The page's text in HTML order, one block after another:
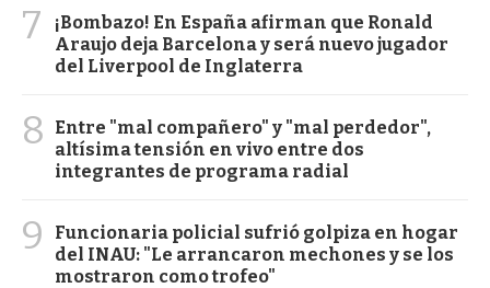
7
¡Bombazo! En España afirman que Ronald
Araujo deja Barcelona y será nuevo jugador
del Liverpool de Inglaterra
8
Entre "mal compañero" y "mal perdedor",
altísima tensión en vivo entre dos
integrantes de programa radial
9
Funcionaria policial sufrió golpiza en hogar
del INAU: "Le arrancaron mechones y se los
mostraron como trofeo"